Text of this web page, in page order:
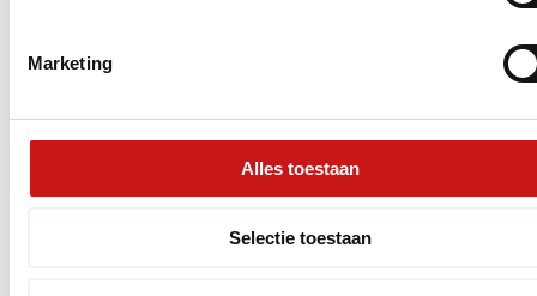
Marketing
Alles toestaan
Selectie toestaan